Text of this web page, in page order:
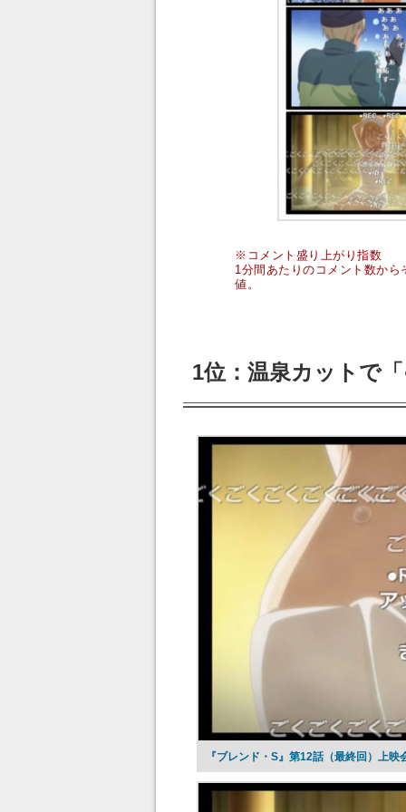
※コメント盛り上がり指数
1分間あたりのコメント数か
値。
1位：温泉カットで
『ブレンド・S』第12話（最終回）上映